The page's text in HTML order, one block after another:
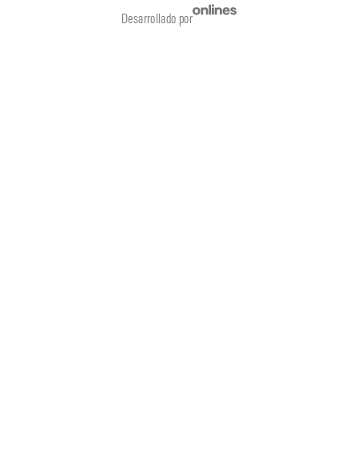
Desarrollado por